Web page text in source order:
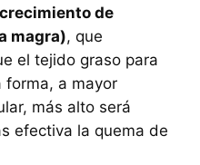
de
magra), que
el tejido graso para
forma, a mayor
más alto será
efectiva la quema de